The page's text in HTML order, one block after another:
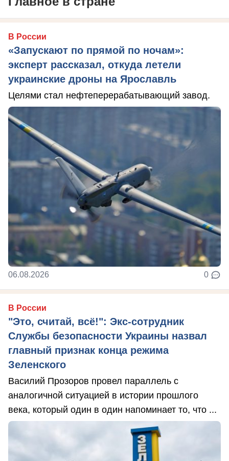
В России
«Запускают по прямой по ночам»:
эксперт рассказал, откуда летели
украинские дроны на Ярославль
Целями стал нефтеперерабатывающий завод.
06.08.2026 0
В России
"Это, считай, всё!": Экс-сотрудник
Службы безопасности Украины назвал
главный признак конца режима
Зеленского
Василий Прозоров провел параллель с
аналогичной ситуацией в истории прошлого
века, который один в один напоминает то, что ...